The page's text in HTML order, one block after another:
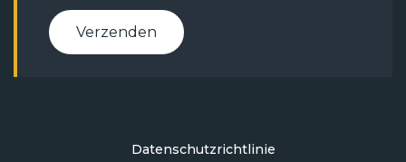
Verzenden
Datenschutzrichtlinie